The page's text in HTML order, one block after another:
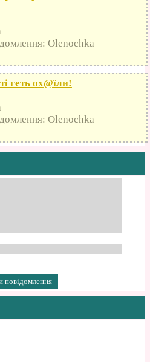
Olenochka
геть оx@їли!
Olenochka